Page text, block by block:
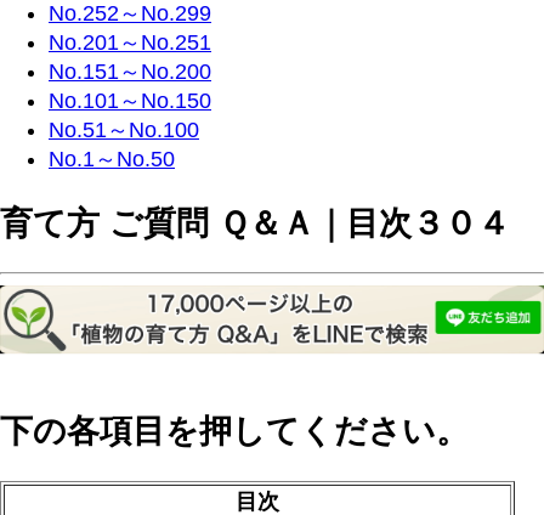
No.252～No.299
No.201～No.251
No.151～No.200
No.101～No.150
No.51～No.100
No.1～No.50
育て方 ご質問 Ｑ＆Ａ｜目次３０４
下の各項目を押してください。
目次